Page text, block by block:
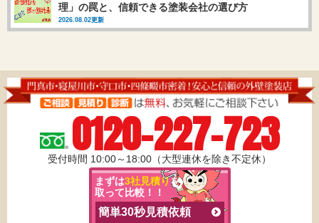
理」の罠と、信頼できる塗装会社の選び方
2026.08.02更新
0120-227-723
受付時間 10:00～18:00（大型連休を除き不定休）
まずは3社見積りを
取って比較！！
簡単30秒見積依頼